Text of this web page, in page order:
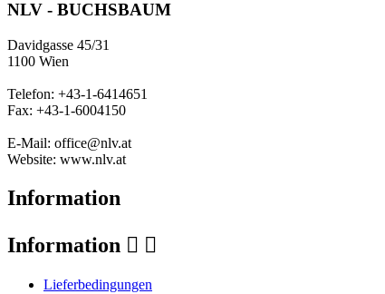
NLV - BUCHSBAUM
Davidgasse 45/31
1100 Wien
Telefon: +43-1-6414651
Fax: +43-1-6004150
E-Mail: office@nlv.at
Website: www.nlv.at
Information
Information  
Lieferbedingungen